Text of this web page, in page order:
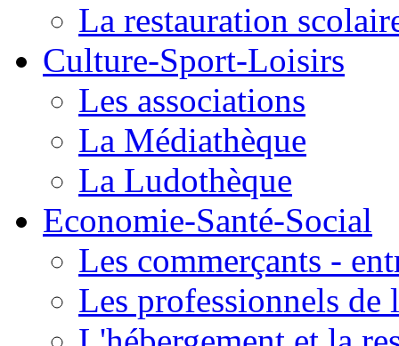
La restauration
Culture-Sport-Loisirs
Les associations
La Médiathèque
La Ludothèque
Economie-Santé-Social
Les commerçants -
Les professionnels de